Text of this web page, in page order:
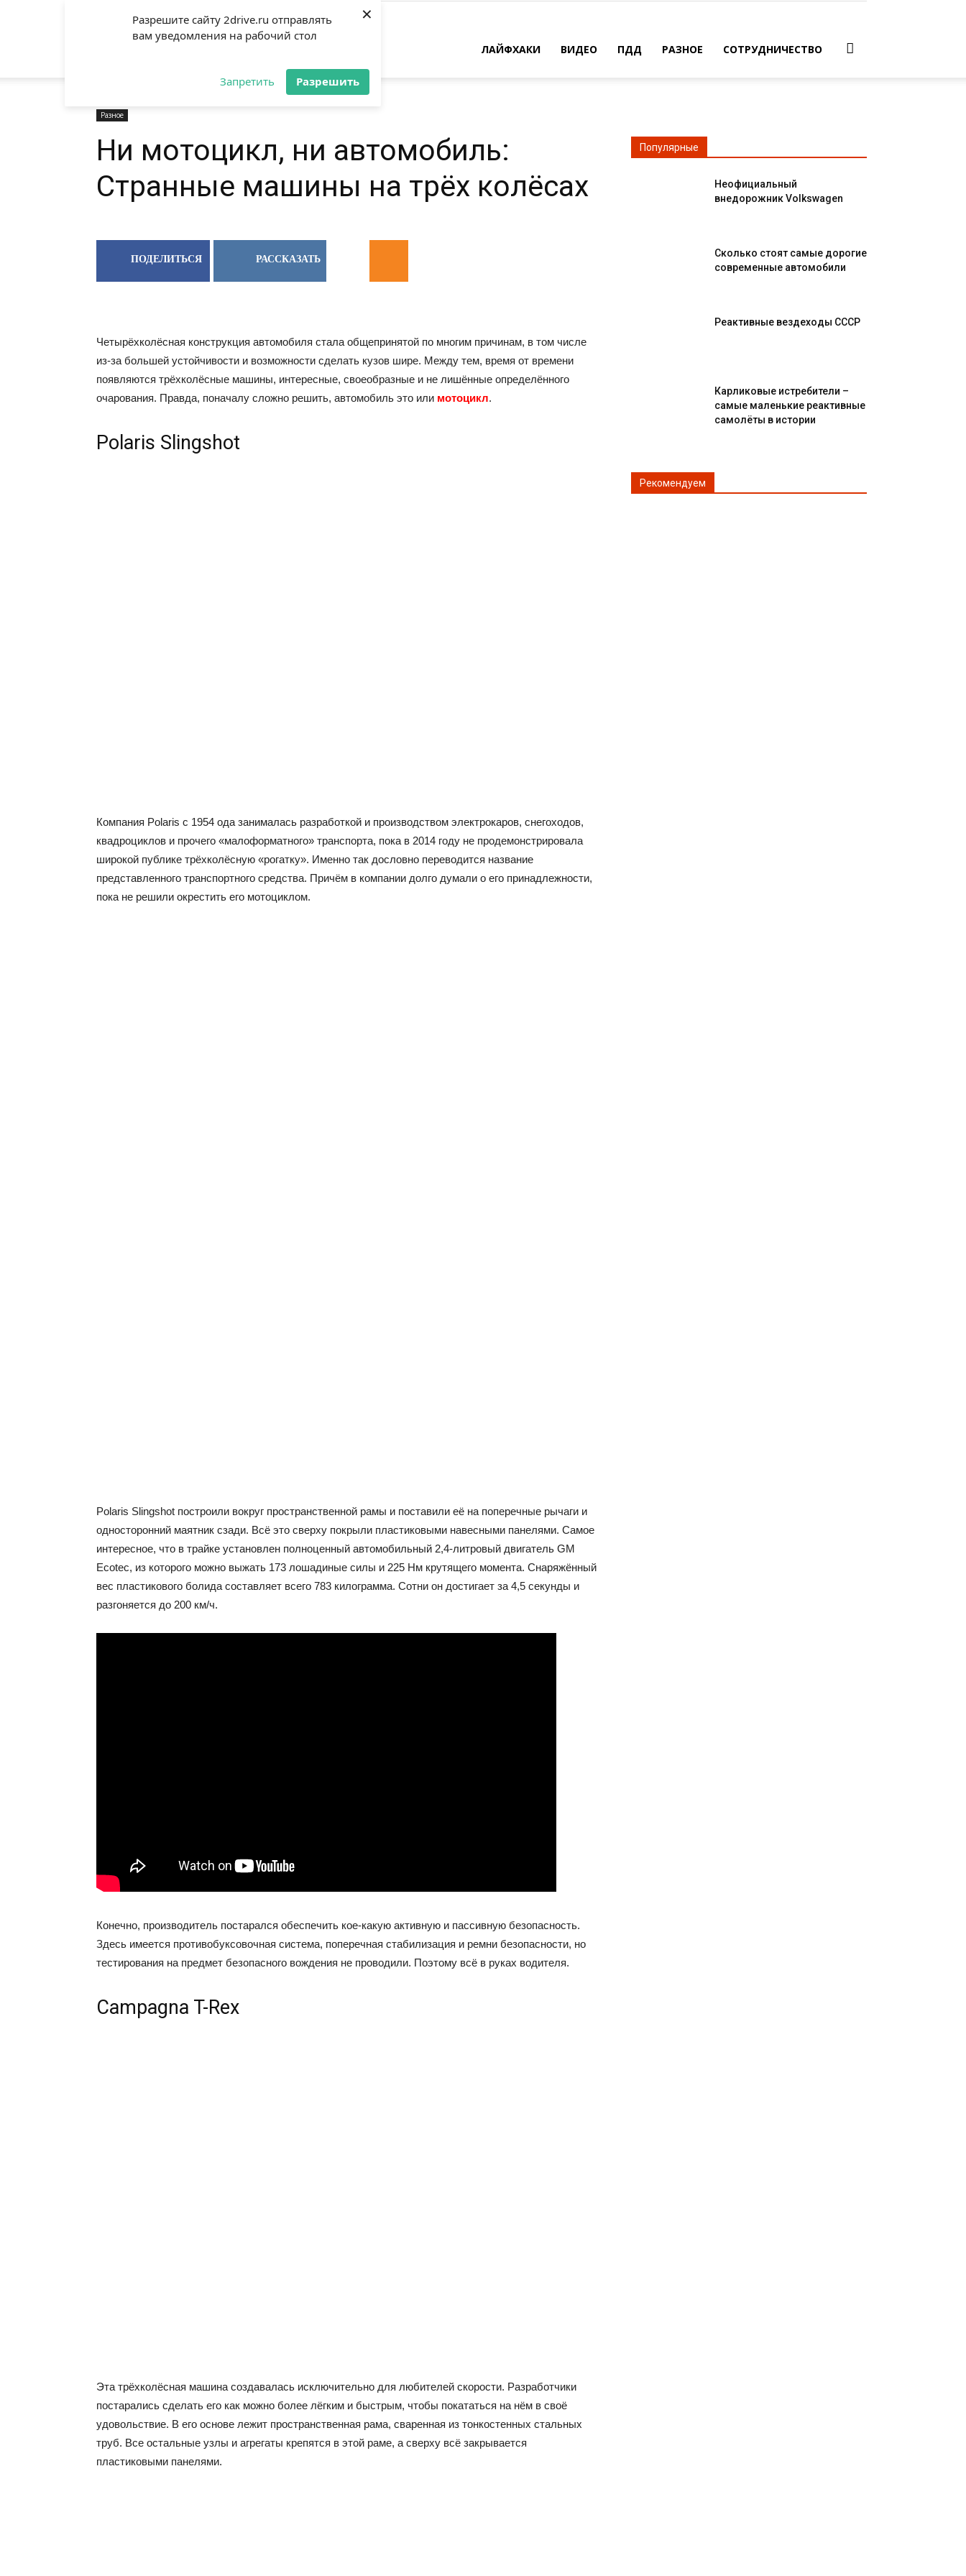
Разрешите сайту 2drive.ru отправлять
вам уведомления на рабочий стол
Запретить Разрешить
×
2DRIVE.RU
ЛАЙФХАКИ ВИДЕО ПДД РАЗНОЕ СОТРУДНИЧЕСТВО
Разное
Ни мотоцикл, ни автомобиль:
Странные машины на трёх колёсах
ПОДЕЛИТЬСЯ РАССКАЗАТЬ
Четырёхколёсная конструкция автомобиля стала общепринятой по многим причинам, в том числе
из-за большей устойчивости и возможности сделать кузов шире. Между тем, время от времени
появляются трёхколёсные машины, интересные, своеобразные и не лишённые определённого
очарования. Правда, поначалу сложно решить, автомобиль это или мотоцикл.
Polaris Slingshot
Компания Polaris с 1954 ода занималась разработкой и производством электрокаров, снегоходов,
квадроциклов и прочего «малоформатного» транспорта, пока в 2014 году не продемонстрировала
широкой публике трёхколёсную «рогатку». Именно так дословно переводится название
представленного транспортного средства. Причём в компании долго думали о его принадлежности,
пока не решили окрестить его мотоциклом.
Polaris Slingshot построили вокруг пространственной рамы и поставили её на поперечные рычаги и
односторонний маятник сзади. Всё это сверху покрыли пластиковыми навесными панелями. Самое
интересное, что в трайке установлен полноценный автомобильный 2,4-литровый двигатель GM
Ecotec, из которого можно выжать 173 лошадиные силы и 225 Нм крутящего момента. Снаряжённый
вес пластикового болида составляет всего 783 килограмма. Сотни он достигает за 4,5 секунды и
разгоняется до 200 км/ч.
Конечно, производитель постарался обеспечить кое-какую активную и пассивную безопасность.
Здесь имеется противобуксовочная система, поперечная стабилизация и ремни безопасности, но
тестирования на предмет безопасного вождения не проводили. Поэтому всё в руках водителя.
Campagna T-Rex
Эта трёхколёсная машина создавалась исключительно для любителей скорости. Разработчики
постарались сделать его как можно более лёгким и быстрым, чтобы покататься на нём в своё
удовольствие. В его основе лежит пространственная рама, сваренная из тонкостенных стальных
труб. Все остальные узлы и агрегаты крепятся в этой раме, а сверху всё закрывается
пластиковыми панелями.
Популярные
Неофициальный
внедорожник Volkswagen
Сколько стоят самые дорогие
современные автомобили
Реактивные вездеходы СССР
Карликовые истребители –
самые маленькие реактивные
самолёты в истории
Рекомендуем